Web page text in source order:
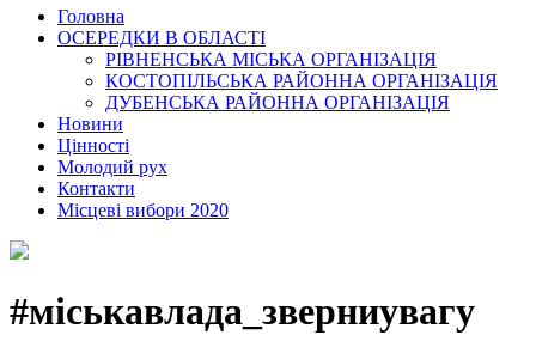
Головна
ОСЕРЕДКИ В ОБЛАСТІ
РІВНЕНСЬКА МІСЬКА ОРГАНІЗАЦІЯ
КОСТОПІЛЬСЬКА РАЙОННА ОРГАНІЗАЦІЯ
ДУБЕНСЬКА РАЙОННА ОРГАНІЗАЦІЯ
Новини
Цінності
Молодий рух
Контакти
Місцеві вибори 2020
#міськавлада_зверниувагу